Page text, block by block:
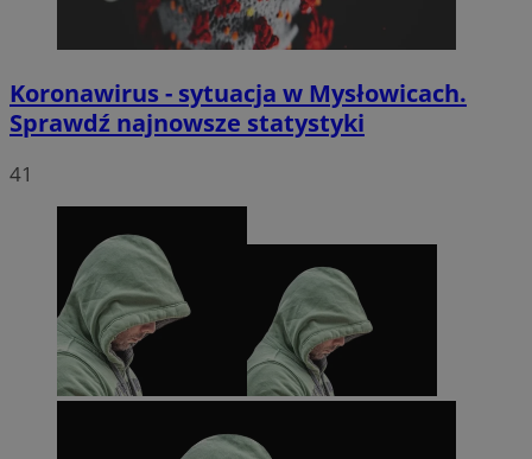
Koronawirus - sytuacja w Mysłowicach.
Sprawdź najnowsze statystyki
41